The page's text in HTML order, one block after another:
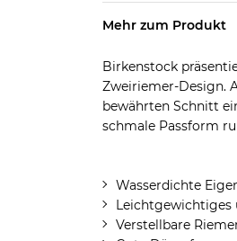
Mehr zum Produkt
Birkenstock
Zweiriemer-Design.
bewährten Schnitt
schmale Passform
Wasserdichte
Leichtgewichtiges
Verstellbare